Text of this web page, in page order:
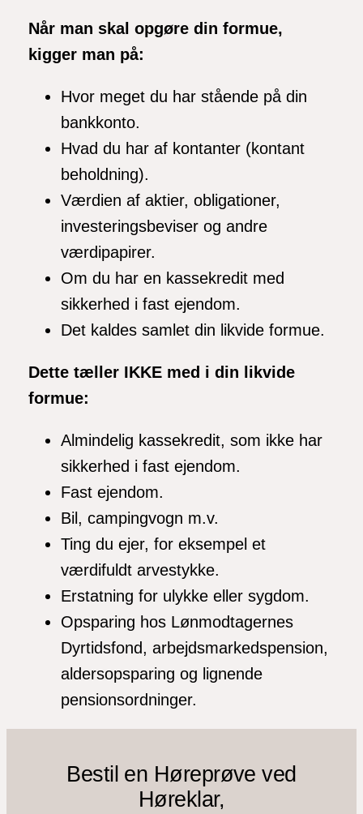
Når man skal opgøre din formue,
kigger man på:
Hvor meget du har stående på din
bankkonto.
Hvad du har af kontanter (kontant
beholdning).
Værdien af aktier, obligationer,
investeringsbeviser og andre
værdipapirer.
Om du har en kassekredit med
sikkerhed i fast ejendom.
Det kaldes samlet din likvide formue.
Dette tæller IKKE med i din likvide
formue:
Almindelig kassekredit, som ikke har
sikkerhed i fast ejendom.
Fast ejendom.
Bil, campingvogn m.v.
Ting du ejer, for eksempel et
værdifuldt arvestykke.
Erstatning for ulykke eller sygdom.
Opsparing hos Lønmodtagernes
Dyrtidsfond, arbejdsmarkedspension,
aldersopsparing og lignende
pensionsordninger.
Bestil en Høreprøve ved
Høreklar,